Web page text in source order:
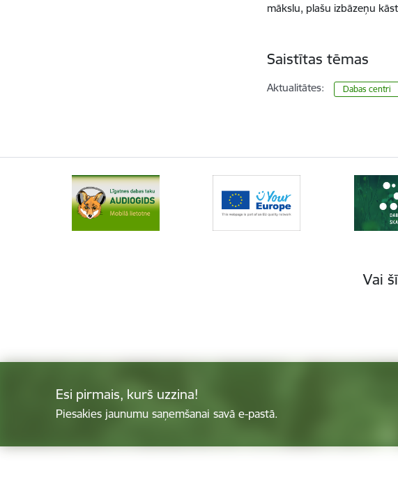
mākslu, plašu izbāzeņu
Saistītas tēmas
Aktualitātes: Dabas centri
Vai
Esi pirmais, kurš uzzina!
Piesakies jaunumu saņemšanai savā e-pastā.